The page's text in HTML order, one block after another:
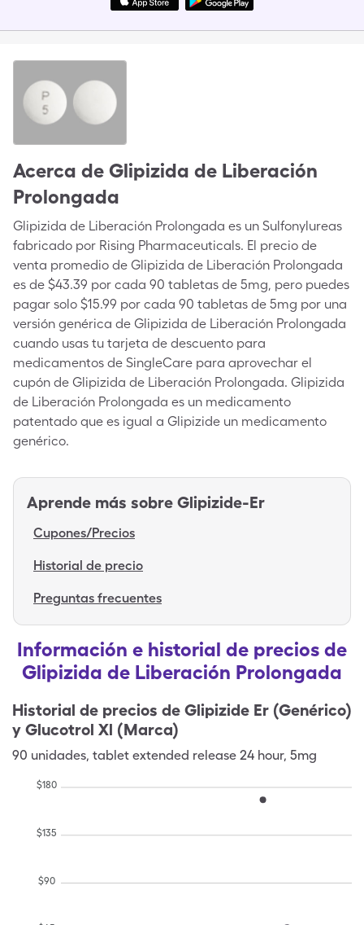
Acerca de Glipizida de Liberación
Prolongada
Glipizida de Liberación Prolongada es un Sulfonylureas
fabricado por Rising Pharmaceuticals. El precio de
venta promedio de Glipizida de Liberación Prolongada
es de $43.39 por cada 90 tabletas de 5mg, pero puedes
pagar solo $15.99 por cada 90 tabletas de 5mg por una
versión genérica de Glipizida de Liberación Prolongada
cuando usas tu tarjeta de descuento para
medicamentos de SingleCare para aprovechar el
cupón de Glipizida de Liberación Prolongada. Glipizida
de Liberación Prolongada es un medicamento
patentado que es igual a Glipizide un medicamento
genérico.
Aprende más sobre Glipizide-Er
Cupones/Precios
Historial de precio
Preguntas frecuentes
Información e historial de precios de
Glipizida de Liberación Prolongada
Historial de precios de Glipizide Er (Genérico)
y Glucotrol Xl (Marca)
90 unidades, tablet extended release 24 hour, 5mg
$90
$135
$180